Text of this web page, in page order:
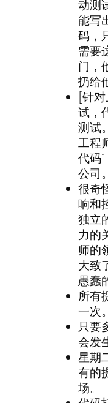
动测
能写
码，
需要
门，
扔给
[针
试，
测试
工程
代码
公司。
很奇
响和
独立
力的
师的
大致
愚蠢
所有
一次。
只要
会发
星期
有的
场。